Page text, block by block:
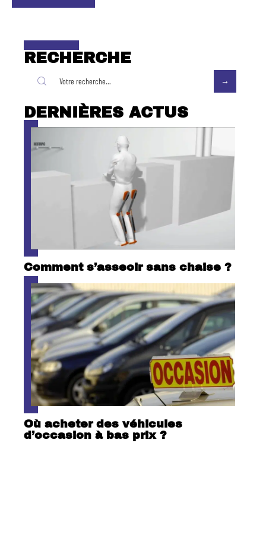
RECHERCHE
DERNIÈRES ACTUS
Comment s’asseoir sans chaise ?
Où acheter des véhicules
d’occasion à bas prix ?